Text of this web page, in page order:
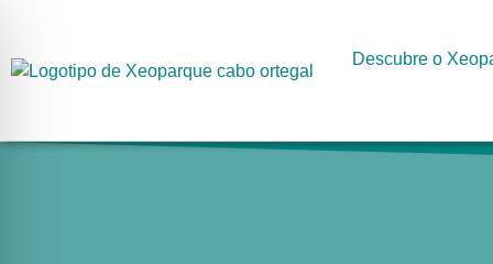
Descubre o